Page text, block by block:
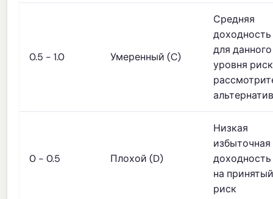
0.5 - 1.0 Умеренный (C)
Средняя
доходность
для данного
уровня
0 - 0.5 Плохой (D)
Низкая
избыточная
доходность
на
риск